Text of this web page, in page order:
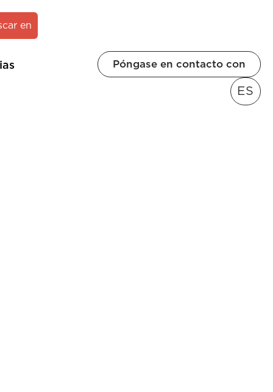
en
Póngase en contacto con
ES